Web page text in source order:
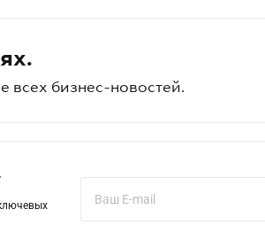
всех бизнес-новостей.